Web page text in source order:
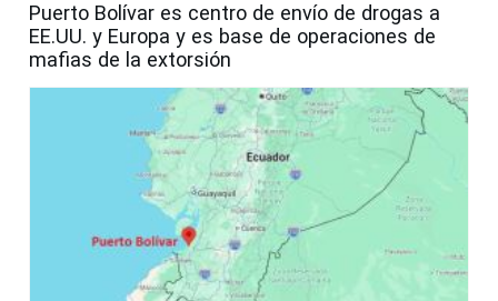
Puerto Bolívar es centro de envío de drogas a
EE.UU. y Europa y es base de operaciones de
mafias de la extorsión